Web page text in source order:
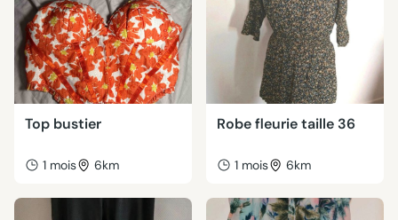
Top bustier
1 mois 6km
Robe fleurie taille 36
1 mois 6km